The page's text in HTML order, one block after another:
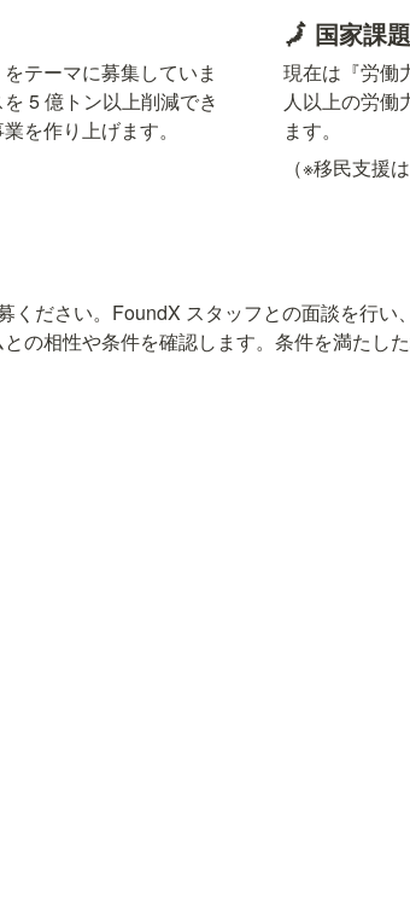
テーマに募集していま
5 億トン以上削減でき
を作り上げます。
🗾 国家課
現在は『労働
人以上の労働
ます。
（※移民支援
ください。FoundX スタッフとの面談を行
の相性や条件を確認します。条件を満たし